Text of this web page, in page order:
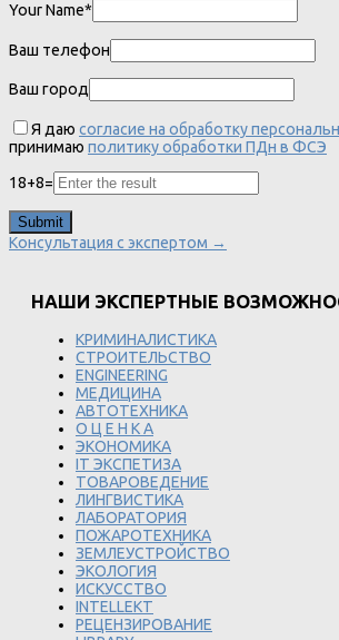
Your Name*
Ваш телефон
Ваш город
Я даю согласие на обработку
принимаю политику обработки ПДн в ФСЭ
18+8=
Консультация с экспертом →
НАШИ ЭКСПЕРТНЫЕ
КРИМИНАЛИСТИКА
СТРОИТЕЛЬСТВО
ENGINEERING
МЕДИЦИНА
АВТОТЕХНИКА
О Ц Е Н К А
ЭКОНОМИКА
IT ЭКСПЕТИЗА
ТОВАРОВЕДЕНИЕ
ЛИНГВИСТИКА
ЛАБОРАТОРИЯ
ПОЖАРОТЕХНИКА
ЗЕМЛЕУСТРОЙСТВО
ЭКОЛОГИЯ
ИСКУССТВО
INTELLEKT
РЕЦЕНЗИРОВАНИЕ